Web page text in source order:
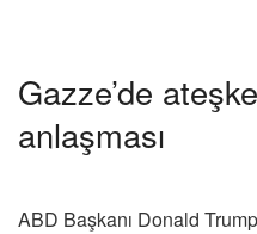
Gazze’de
anlaşması
ABD Başkanı Donald